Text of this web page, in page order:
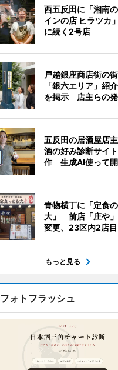
西五反田に「湘南
インの店 ヒラツ
に続く2号店
戸越銀座商店街の
「銀六エリア」紹
を掲示 店主らの
五反田の居酒屋店
酒の好み診断サイ
作 生成AI使って
青物横丁に「定食
大」 前店「庄や
変更、23区内2店目
もっと見る
フォトフラッシュ